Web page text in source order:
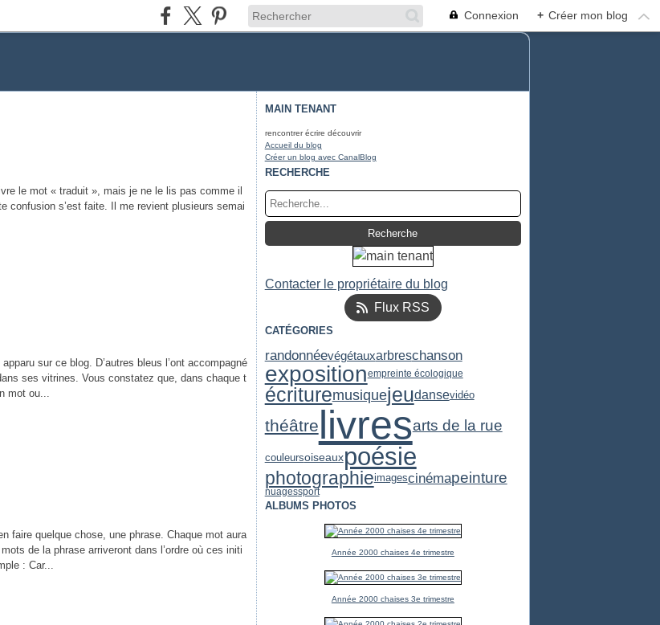
Connexion + Créer mon blog
le mot « traduit », mais je ne le lis pas comme il
s’est faite. Il me revient plusieurs semai
sur ce blog. D’autres bleus l’ont accompagné
ses vitrines. Vous constatez que, dans chaque t
mot ou...
faire quelque chose, une phrase. Chaque mot aura
de la phrase arriveront dans l’ordre où ces initi
: Car...
MAIN TENANT
rencontrer écrire découvrir
Accueil du blog
Créer un blog avec CanalBlog
RECHERCHE
Contacter le propriétaire du blog
Flux RSS
CATÉGORIES
randonnéevégétauxarbreschanson
expositionempreinte écologique
écrituremusiquejeudansevidéo
théâtrelivresarts de la rue
couleursoiseauxpoésie
photographieimagescinémapeinture
nuagessport
ALBUMS PHOTOS
Année 2000 chaises 4e trimestre
Année 2000 chaises 3e trimestre